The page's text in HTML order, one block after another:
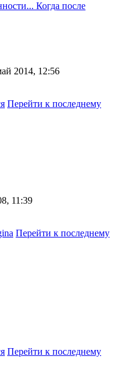
Когда после
2014, 12:56
Перейти к последнему
11:39
Перейти к последнему
Перейти к последнему